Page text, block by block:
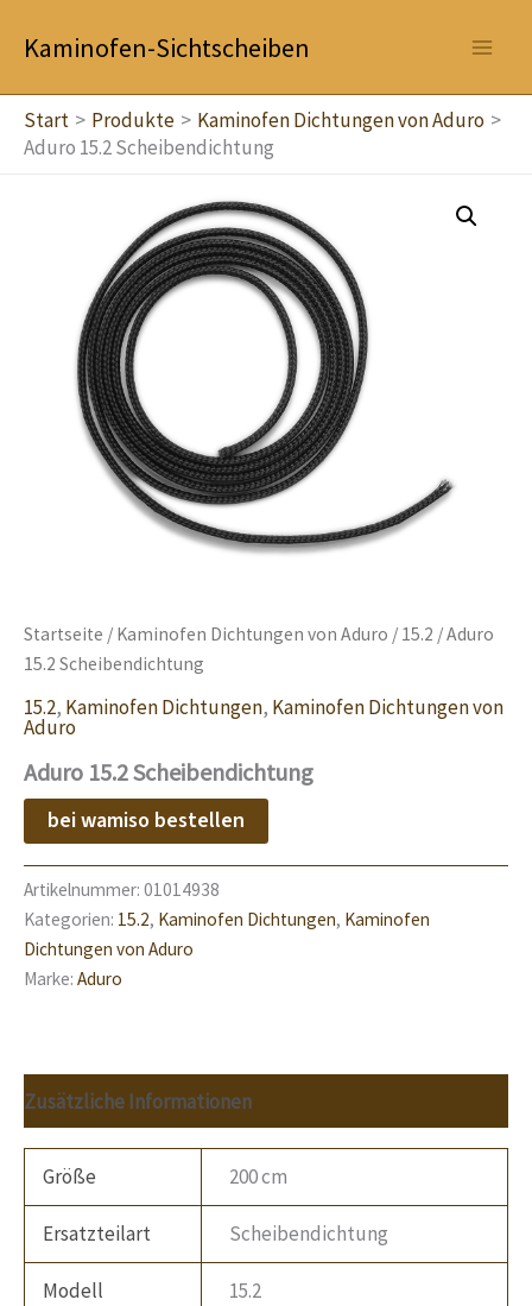
InhaltKaminofen-Sichtscheiben
Start Produkte
Kaminofen Dichtungen von Aduro
Aduro 15.2 Scheibendichtung
Startseite / Kaminofen Dichtungen von Aduro / 15.2 / Aduro
15.2 Scheibendichtung
15.2, Kaminofen Dichtungen, Kaminofen Dichtungen von
Aduro
Aduro 15.2 Scheibendichtung
bei wamiso bestellen
Artikelnummer: 01014938
Kategorien: 15.2, Kaminofen Dichtungen, Kaminofen
Dichtungen von Aduro
Marke: Aduro
Zusätzliche Informationen
Größe 200 cm
Ersatzteilart Scheibendichtung
Modell 15.2